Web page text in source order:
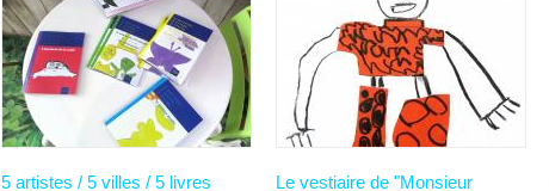
5 artistes / 5 villes / 5 livres
Le vestiaire de "Monsieur